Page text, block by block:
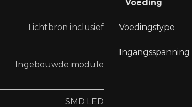
Lichtbron inclusief
Ingebouwde module
SMD LED
Voeding
Voedingstype
Ingangsspanning